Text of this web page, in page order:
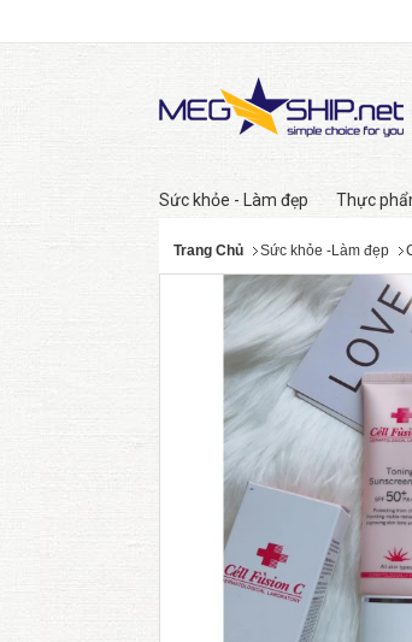
Sức khỏe - Làm đẹp Thực
Trang Chủ Sức khỏe -Làm đẹp